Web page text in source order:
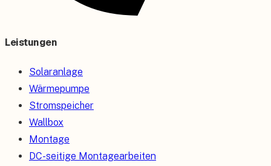
Leistungen
Solaranlage
Wärmepumpe
Stromspeicher
Wallbox
Montage
DC-seitige Montagearbeiten